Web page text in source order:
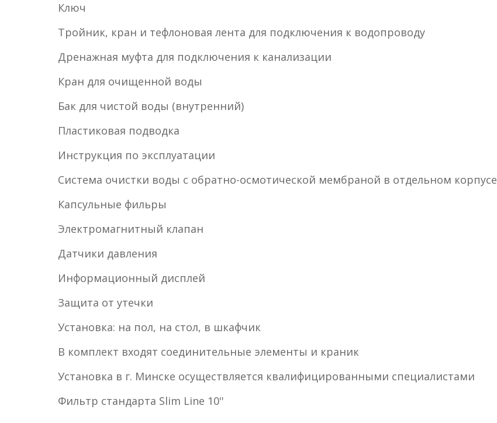
Ключ
Тройник, кран и тефлоновая лента для подключения к водопроводу
Дренажная муфта для подключения к канализации
Кран для очищенной воды
Бак для чистой воды (внутренний)
Пластиковая подводка
Инструкция по эксплуатации
Система очистки воды с обратно-осмотической мембраной в отдельном корпусе
Капсульные фильры
Электромагнитный клапан
Датчики давления
Информационный дисплей
Защита от утечки
Установка: на пол, на стол, в шкафчик
В комплект входят соединительные элементы и краник
Установка в г. Минске осуществляется квалифицированными специалистами
Фильтр стандарта Slim Line 10''